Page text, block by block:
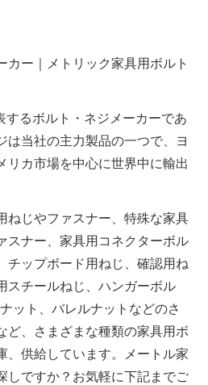
カー｜メトリック家具用ボルト
するボルト・ネジメーカーであ
は当社の主力製品の一つで、ヨ
リカ市場を中心に世界中に輸出
ねじやファスナー、特殊な家具
スナー、家具用コネクターボル
チップボード用ねじ、確認用ね
スチールねじ、ハンガーボル
ット、バレルナットなどのさ
ど、さまざまな種類の家具用ボ
、供給しています。メートル家
しですか？お気軽に下記までご